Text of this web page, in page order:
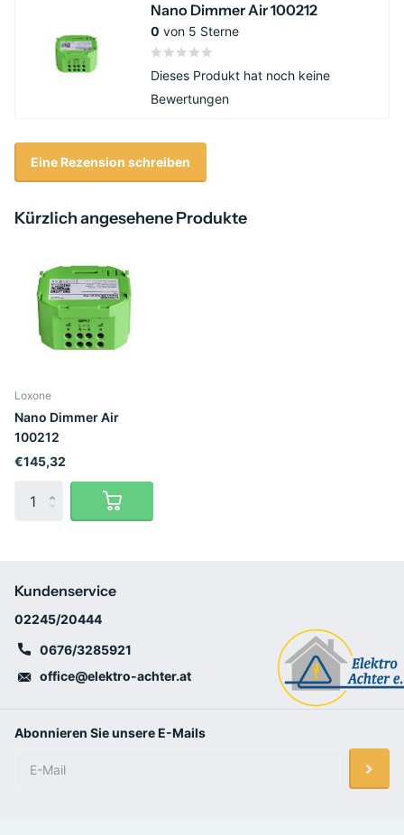
Nano Dimmer Air 100212
0 von 5 Sterne
Dieses Produkt hat noch keine
Bewertungen
Eine Rezension schreiben
Kürzlich angesehene Produkte
Loxone
Nano Dimmer Air
100212
€145,32
Kundenservice
02245/20444
0676/3285921
office@elektro-achter.at
Abonnieren Sie unsere E-Mails